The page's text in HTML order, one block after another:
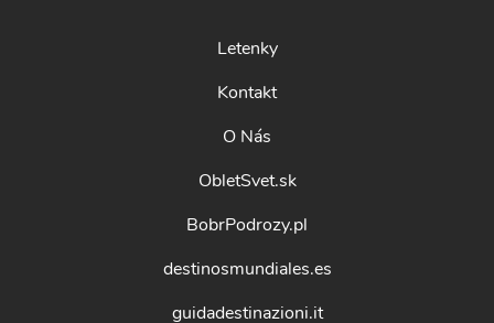
Letenky
Kontakt
O Nás
ObletSvet.sk
BobrPodrozy.pl
destinosmundiales.es
guidadestinazioni.it